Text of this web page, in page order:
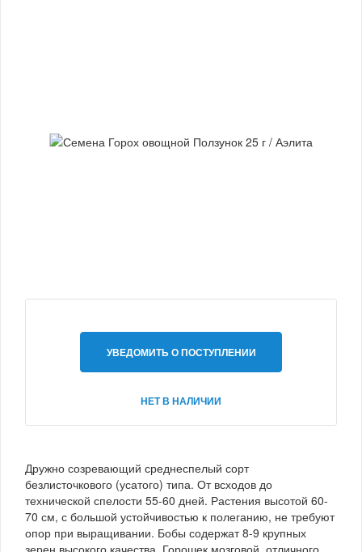
УВЕДОМИТЬ О ПОСТУПЛЕНИИ
НЕТ В НАЛИЧИИ
Дружно созревающий среднеспелый сорт
безлисточкового (усатого) типа. От всходов до
технической спелости 55-60 дней. Растения высотой 60-
70 см, с большой устойчивостью к полеганию, не требуют
опор при выращивании. Бобы содержат 8-9 крупных
зерен высокого качества. Горошек мозговой, отличного